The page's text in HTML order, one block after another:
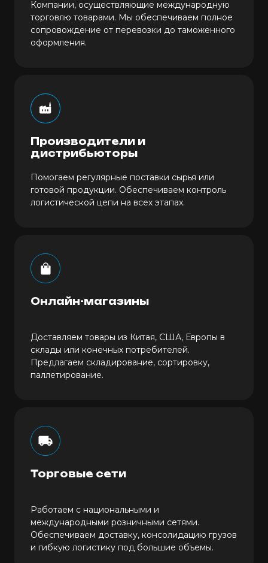
Компании, осуществляющие международную
торговлю товарами. Мы обеспечиваем полное
сопровождение от перевозки до таможенного
оформления.
Производители и
дистрибьюторы
Помогаем регулярные поставки сырья или
готовой продукции. Обеспечиваем контроль
логистической цепи на всех этапах.
Онлайн-магазины
Доставляем товары из Китая, США, Европы в
склады или конечных потребителей.
Предлагаем складирование, сортировку,
паллетирование.
Торговые сети
Работаем с национальными и
международными розничными сетями.
Обеспечиваем доставку, консолидацию грузов
и гибкую логистику под большие объемы.